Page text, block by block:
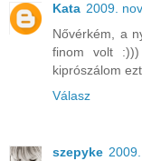
Kata 2009.
Nővérkém, a
finom volt
kiprószálom
Válasz
szepyke